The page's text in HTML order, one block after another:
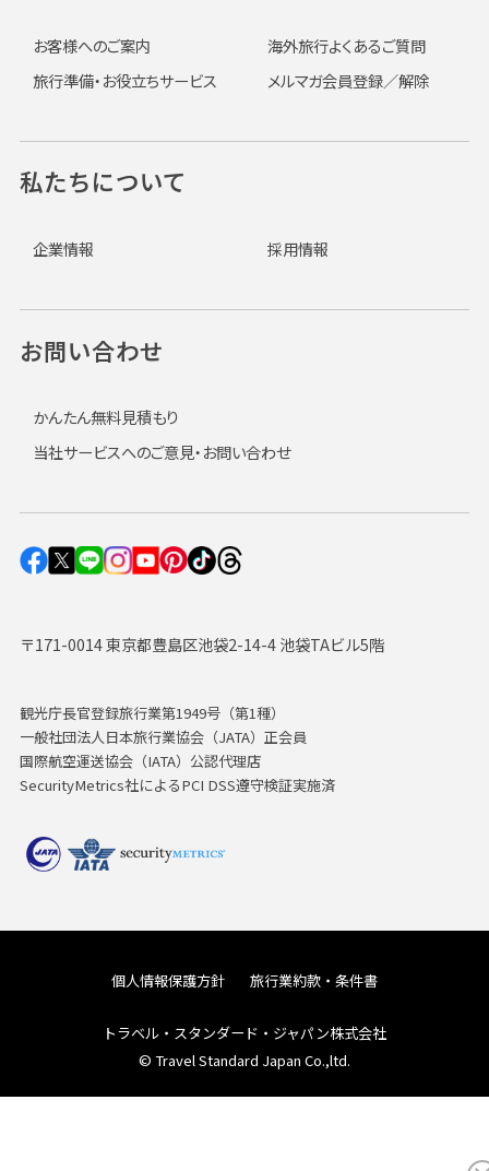
〒171-0014 東京都豊島区池袋2-14-4 池袋TAビル5階
観光庁長官登録旅行業第1949号（第1種）
一般社団法人日本旅行業協会（JATA）正会員
国際航空運送協会（IATA）公認代理店
SecurityMetrics社によるPCI DSS遵守検証実施済
お客様へのご案内
海外旅行よくあるご質問
旅行準備・お役立ちサービス
メルマガ会員登録／解除
私たちについて
企業情報 採用情報
お問い合わせ
かんたん無料見積もり
当社サービスへのご意見・お問い合わせ
個人情報保護方針 旅行業約款・条件書
トラベル・スタンダード・ジャパン株式会社
© Travel Standard Japan Co.,ltd.